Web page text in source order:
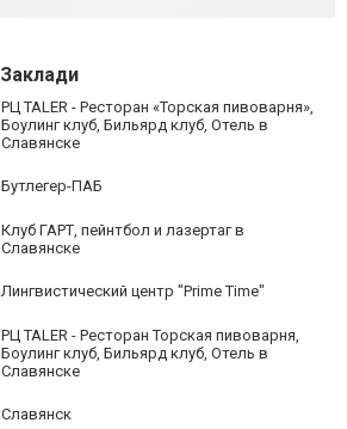
Заклади
РЦ TALER - Ресторан «Торская пивоварня»,
Боулинг клуб, Бильярд клуб, Отель в
Славянске
Бутлегер-ПАБ
Клуб ГАРТ, пейнтбол и лазертаг в
Славянске
Лингвистический центр "Prime Time"
РЦ TALER - Ресторан Торская пивоварня,
Боулинг клуб, Бильярд клуб, Отель в
Славянске
Славянск